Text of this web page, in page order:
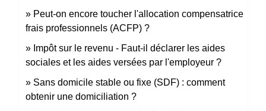
Peut-on encore toucher l'allocation compensatrice
frais professionnels (ACFP) ?
Impôt sur le revenu - Faut-il déclarer les aides
sociales et les aides versées par l'employeur ?
Sans domicile stable ou fixe (SDF) : comment
obtenir une domiciliation ?